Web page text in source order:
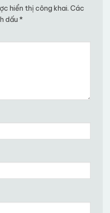
hiển thị công khai. Các
dấu *